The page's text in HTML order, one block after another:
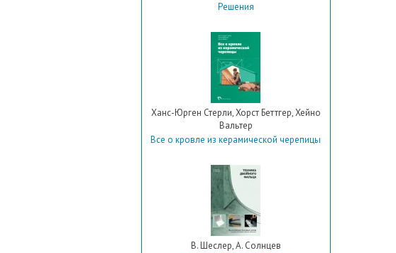
Решения
Ханс-Юрген Стерли, Хорст Беттгер, Хейно
Вальтер
Все о кровле из керамической черепицы
В. Шеслер, А. Солнцев